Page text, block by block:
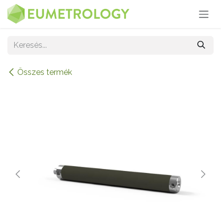
Kihagyás és továbblépés a tartalomhoz
Összes termék